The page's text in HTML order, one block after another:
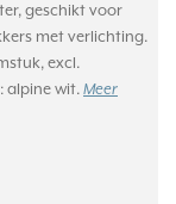
geschikt voor
met verlichting.
excl.
alpine wit. Meer